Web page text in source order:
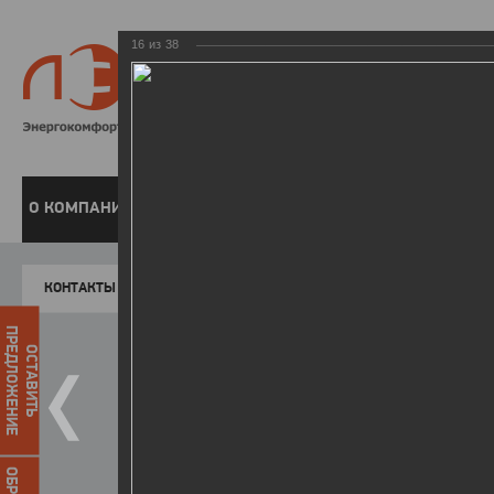
8 800
О КОМПАНИИ
КОНТАКТЫ
ОСТАВИТЬ
ПРЕДЛОЖЕНИЕ
16 из 38